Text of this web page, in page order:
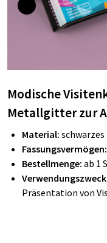
Modische
Metallgitter zur
Material:
Fassungsvermögen:
Bestellmenge: ab 1
Präsentation von